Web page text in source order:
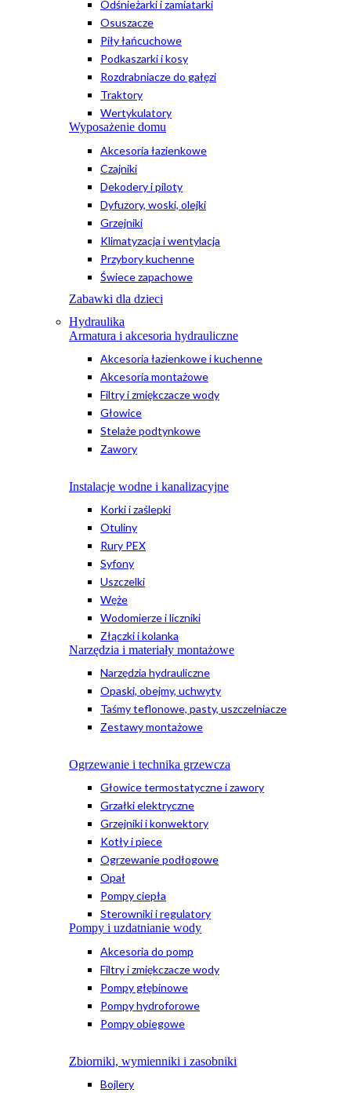
Odśnieżarki i zamiatarki
Osuszacze
Piły łańcuchowe
Podkaszarki i kosy
Rozdrabniacze do gałęzi
Traktory
Wertykulatory
Wyposażenie domu
Akcesoria łazienkowe
Czajniki
Dekodery i piloty
Dyfuzory, woski, olejki
Grzejniki
Klimatyzacja i wentylacja
Przybory kuchenne
Świece zapachowe
Zabawki dla dzieci
Hydraulika
Armatura i akcesoria hydrauliczne
Akcesoria łazienkowe i kuchenne
Akcesoria montażowe
Filtry i zmiękczacze wody
Głowice
Stelaże podtynkowe
Zawory
Instalacje wodne i kanalizacyjne
Korki i zaślepki
Otuliny
Rury PEX
Syfony
Uszczelki
Węże
Wodomierze i liczniki
Złączki i kolanka
Narzędzia i materiały montażowe
Narzędzia hydrauliczne
Opaski, obejmy, uchwyty
Taśmy teflonowe, pasty, uszczelniacze
Zestawy montażowe
Ogrzewanie i technika grzewcza
Głowice termostatyczne i zawory
Grzałki elektryczne
Grzejniki i konwektory
Kotły i piece
Ogrzewanie podłogowe
Opał
Pompy ciepła
Sterowniki i regulatory
Pompy i uzdatnianie wody
Akcesoria do pomp
Filtry i zmiękczacze wody
Pompy głębinowe
Pompy hydroforowe
Pompy obiegowe
Zbiorniki, wymienniki i zasobniki
Bojlery